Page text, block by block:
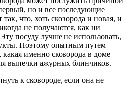
но и все последующие
что, хоть сковорода и новая, и
не получаются, как ни
посуду лучше не использовать,
Поэтому опытным путем
какая именно сковорода в доме
выпечки ажурных блинчиков.
к сковороде, если она не